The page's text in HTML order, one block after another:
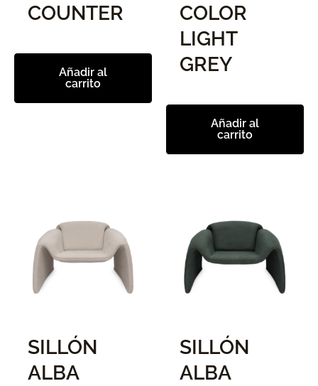
COUNTER
Añadir al
carrito
COLOR
LIGHT
GREY
Añadir al
carrito
SILLÓN
ALBA
SILLÓN
ALBA